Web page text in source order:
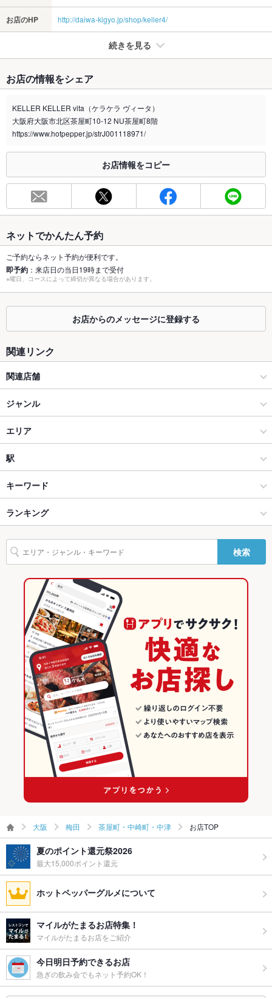
お店のHP http://daiwa-kigyo.jp/shop/keller4/
続きを見る
禁煙・喫煙 全席禁煙
喫煙専用室 なし
※2020年4月1日～受動喫煙対策に関する法律が施行されています。正しい情報はお店へお問い
総席数 88席(カップルシート、テーブル席、ソファー席、半個室あり)
最大宴会収
88人(貸切は60人～要相談)
個室 なし ：4～6人席、4～8人席あり
座敷 なし ：ゆったりソファー席・半個室あり
掘りごたつ なし ：ゆったりソファー席・半個室あり
なし ：カップルシートのご用意はございます。
ソファー
テラス席
貸切
夜景がきれ
設備
Wi-Fi
バリアフリ
ー
駐車場 なし ：近隣コインパーキングご利用ください。
その他設備 ご不明な点があればお問合せください
飲み放題 あり ：飲み放題2500円～
食べ放題 なし ：ランチはピッツァお代わり自由
カクテル充実、ワイン充実
お子様連れ お子様連れ歓迎 ：（［LUNCH］キッズメニュー有）
ウェディン
グパーティ
ー二次会
貸切は60名様～要相談
可
カップルシート、人気のソファー席、半個室充実！ご予約はお
お店の情報をシェア
KELLER KELLER vita（ケラケラ ヴィータ）
大阪府大阪市北区茶屋町10-12 NU茶屋町8階
https://www.hotpepper.jp/strJ001118971/
お店情報をコピー
ネットでかんたん予約
ご予約ならネット予約が便利です。
即予約 ：来店日の当日19時まで受付
※曜日、コースによって締切が異なる場合があります。
お店からのメッセージに登録する
関連リンク
関連店舗
おぼん食堂16 大阪高島屋店
ジャンル
イタリアン・フレンチ
パスタ・ピザ
梅田 × イタリアン・フレンチ
梅田 × パスタ・ピザ
大阪梅田駅 × イタリアン・フレンチ
大阪梅田駅 × パスタ・ピザ
洋食全般
梅田 × 洋食
梅田 × 洋食全般
大阪梅田駅 × 洋食
大阪梅田駅 × 洋食全般
エリア
茶屋町・中崎町・中津
茶屋町・中崎町・中津 × イタリアン・フレンチ
茶屋町・中崎町・中津 × パスタ・ピザ
茶屋町・中崎町・中津 × 洋食
茶屋町・中崎町・中津 × 洋食全般
大阪 × イタリアン・フレンチ
大阪 × パスタ・ピザ
大阪 × 洋食
大阪 × 洋食全般
駅
大阪梅田駅
大阪駅
キーワード
からあげ
グリーンカレー 生ハム
ランキング
大阪のグルメランキング
大阪のイタリアン・フレンチランキング
大阪のパスタ・ピザランキング
梅田のグルメランキング
梅田のイタリアン・フレンチランキング
梅田のパスタ・ピザランキング
茶屋町・中崎町・中津のグルメランキング
茶屋町・中崎町・中津のイタリアン・フレンチランキング
茶屋町・中崎町・中津のパスタ・ピザランキング
検索
大阪 梅田 茶屋町・中崎町・中津 お店TOP
夏のポイント還元祭2026
最大15,000ポイント還元
ホットペッパーグルメについて
マイルがたまるお店特集！
マイルがたまるお店をご紹介
今日明日予約できるお店
急ぎの飲み会でもネット予約OK！